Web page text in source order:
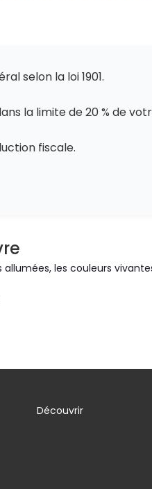
selon la loi 1901.
la limite de 20 % de
fiscale.
les couleurs
Découvrir